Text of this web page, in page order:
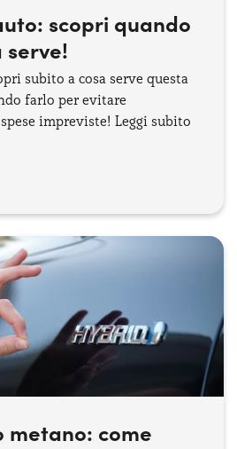
scopri quando
serve!
subito a cosa serve questa
farlo per evitare
impreviste! Leggi subito
metano: come